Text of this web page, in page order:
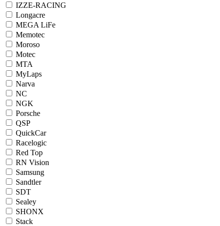
IZZE-RACING
Longacre
MEGA LiFe
Memotec
Moroso
Motec
MTA
MyLaps
Narva
NC
NGK
Porsche
QSP
QuickCar
Racelogic
Red Top
RN Vision
Samsung
Sandtler
SDT
Sealey
SHONX
Stack